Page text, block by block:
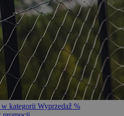
kategorii Wyprzedaž %